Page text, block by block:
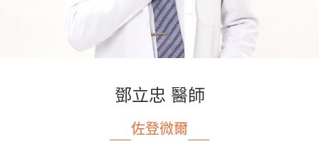
鄧立忠 醫師
佐登微爾